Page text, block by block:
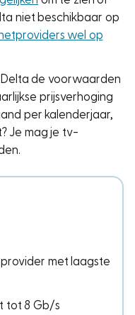
niet beschikbaar op
wel op
de voorwaarden
prijsverhoging
per kalenderjaar,
Je mag je tv-
met laagste
tot 8 Gb/s